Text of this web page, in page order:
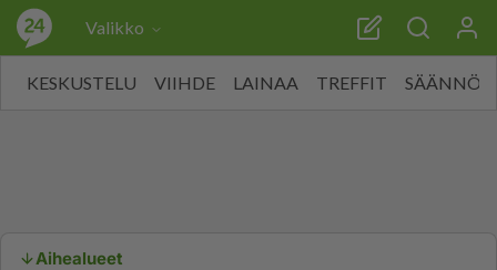
Valikko
KESKUSTELU VIIHDE LAINAA TREFFIT SÄÄNNÖT
Aihealueet